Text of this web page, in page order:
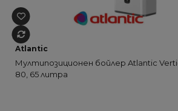
Atlantic
Мултипозиционен бойлер Atlantic
80, 65 литра